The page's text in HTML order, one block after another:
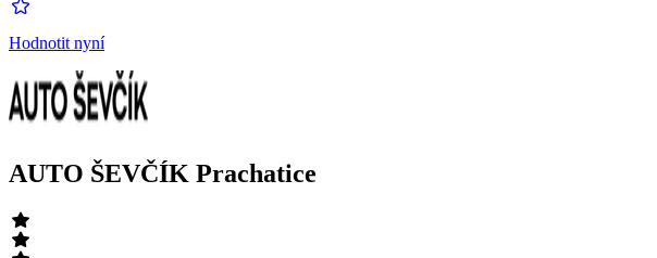
Hodnotit nyní
AUTO ŠEVČÍK Prachatice